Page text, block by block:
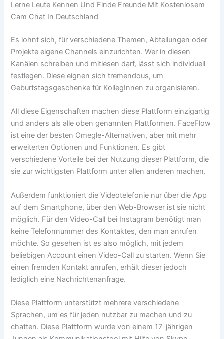
Lerne Leute Kennen Und Finde Freunde Mit Kostenlosem
Cam Chat In Deutschland
Es lohnt sich, für verschiedene Themen, Abteilungen oder
Projekte eigene Channels einzurichten. Wer in diesen
Kanälen schreiben und mitlesen darf, lässt sich individuell
festlegen. Diese eignen sich tremendous, um
Geburtstagsgeschenke für KollegInnen zu organisieren.
All diese Eigenschaften machen diese Plattform einzigartig
und anders als alle oben genannten Plattformen. FaceFlow
ist eine der besten Omegle-Alternativen, aber mit mehr
erweiterten Optionen und Funktionen. Es gibt
verschiedene Vorteile bei der Nutzung dieser Plattform, die
sie zur wichtigsten Plattform unter allen anderen machen.
Außerdem funktioniert die Videotelefonie nur über die App
auf dem Smartphone, über den Web-Browser ist sie nicht
möglich. Für den Video-Call bei Instagram benötigt man
keine Telefonnummer des Kontaktes, den man anrufen
möchte. So gesehen ist es also möglich, mit jedem
beliebigen Account einen Video-Call zu starten. Wenn Sie
einen fremden Kontakt anrufen, erhält dieser jedoch
lediglich eine Nachrichtenanfrage.
Diese Plattform unterstützt mehrere verschiedene
Sprachen, um es für jeden nutzbar zu machen und zu
chatten. Diese Plattform wurde von einem 17-jährigen